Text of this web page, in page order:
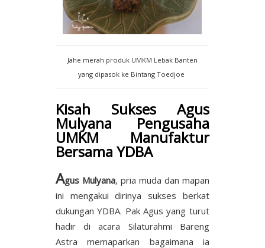
Jahe merah produk UMKM Lebak Banten
yang dipasok ke Bintang Toedjoe
Kisah Sukses Agus
Mulyana Pengusaha
UMKM Manufaktur
Bersama YDBA
Agus Mulyana, pria muda dan mapan
ini mengakui dirinya sukses berkat
dukungan YDBA. Pak Agus yang turut
hadir di acara Silaturahmi Bareng
Astra memaparkan bagaimana ia